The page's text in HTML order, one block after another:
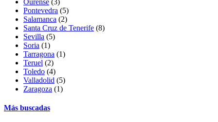
Pontevedra (5)
Salamanca (2)
Santa Cruz de Tenerife (8)
Sevilla (5)
Soria (1)
Tarragona (1)
Teruel (2)
Toledo (4)
Valladolid (5)
Zaragoza (1)
Más buscadas